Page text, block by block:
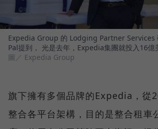
Expedia Group 的 Lodging Partner Services
Pal提到， 光是去年，Expedia集團就投入16億
圖／ Expedia Group
旗下擁有多個品牌的Expedia，從
整合各平台架構，目的是整合租車